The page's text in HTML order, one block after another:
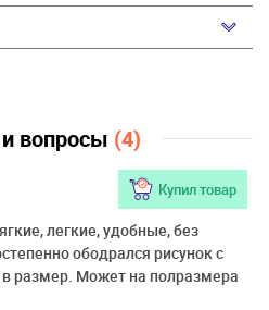
вопросы (4)
Купил товар
легкие, удобные, без
ободрался рисунок с
размер. Может на полразмера